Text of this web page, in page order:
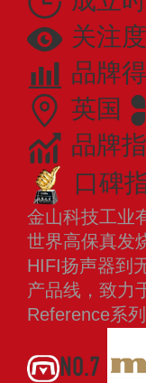
关注
品牌
英国
品牌
口碑
金山科技工业
世界高保真发
HIFI扬声器到
产品线，致力
Reference系
NO.7